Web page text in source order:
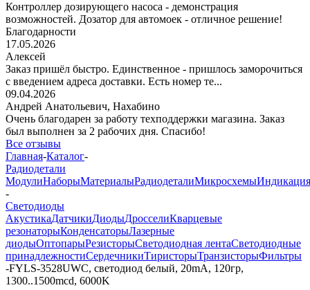
Контроллер дозирующего насоса - демонстрация
возможностей. Дозатор для автомоек - отличное решение!
Благодарности
17.05.2026
Алексей
Заказ пришёл быстро. Единственное - пришлось заморочиться
с введением адреса доставки. Есть номер те...
09.04.2026
Андрей Анатольевич, Нахабино
Очень благодарен за работу техподдержки магазина. Заказ
был выполнен за 2 рабочих дня. Спасибо!
Все отзывы
Главная-Каталог-
Радиодетали
МодулиНаборыМатериалыРадиодеталиМикросхемыИндикация
-
Светодиоды
АкустикаДатчикиДиодыДросселиКварцевые
резонаторыКонденсаторыЛазерные
диодыОптопарыРезисторыСветодиодная лентаСветодиодные
принадлежностиСердечникиТиристорыТранзисторыФильтры
-FYLS-3528UWC, светодиод белый, 20mA, 120гр,
1300..1500mcd, 6000K